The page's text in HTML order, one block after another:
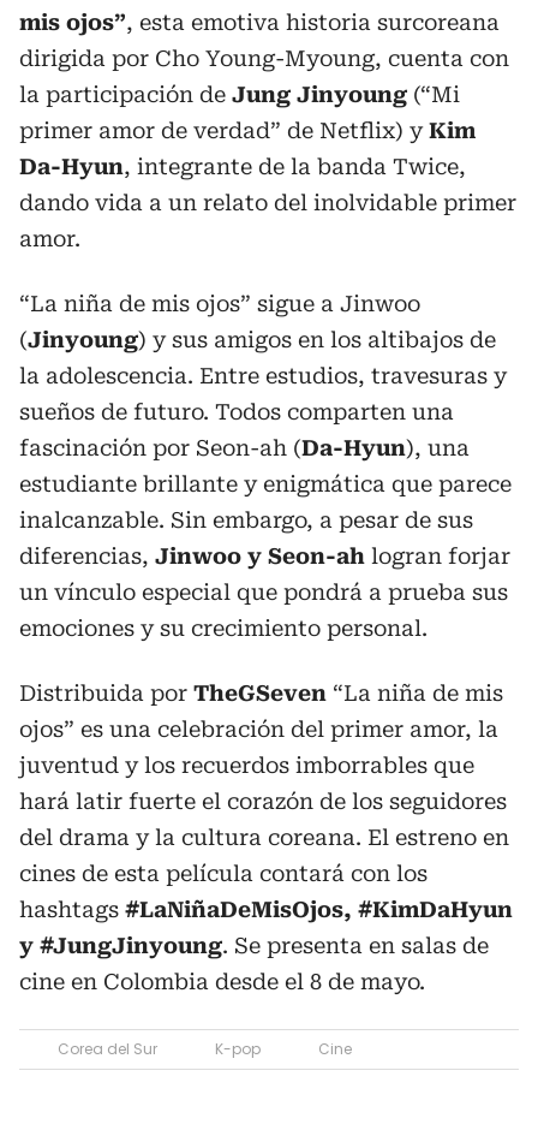
mis ojos”, esta emotiva historia surcoreana
dirigida por Cho Young-Myoung, cuenta con
la participación de Jung Jinyoung (“Mi
primer amor de verdad” de Netflix) yKim
Da-Hyun, integrante de la banda Twice,
dando vida a un relato del inolvidable primer
amor.
“La niña de mis ojos” sigue a Jinwoo
(Jinyoung) y sus amigos en los altibajos de
la adolescencia. Entre estudios, travesuras y
sueños de futuro. Todos comparten una
fascinación por Seon-ah (Da-Hyun), una
estudiante brillante y enigmática que parece
inalcanzable. Sin embargo, a pesar de sus
diferencias, Jinwoo y Seon-ah logran forjar
un vínculo especial que pondrá a prueba sus
emociones y su crecimiento personal.
Distribuida por TheGSeven “La niña de mis
ojos” es una celebración del primer amor, la
juventud y los recuerdos imborrables que
hará latir fuerte el corazón de los seguidores
del drama y la cultura coreana. El estreno en
cines de esta película contará con los
hashtags #LaNiñaDeMisOjos, #KimDaHyun
y #JungJinyoung. Se presenta en salas de
cine en Colombia desde el 8 de mayo.
Corea del Sur K-pop Cine